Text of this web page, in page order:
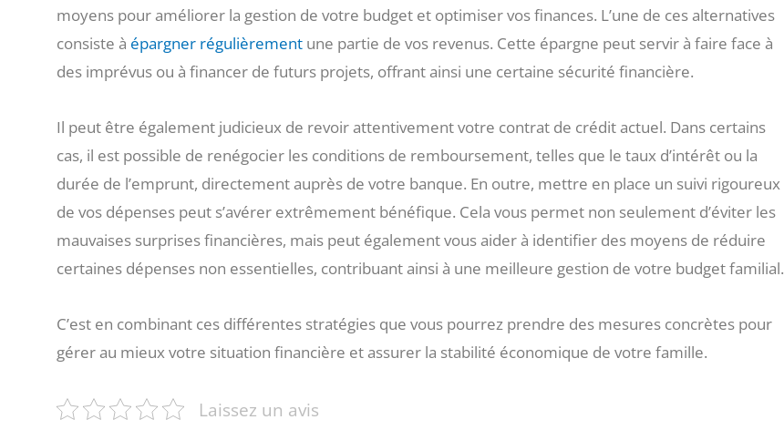
moyens pour améliorer la gestion de votre budget et optimiser vos finances. L’une de ces alternatives
consiste à épargner régulièrement une partie de vos revenus. Cette épargne peut servir à faire face à
des imprévus ou à financer de futurs projets, offrant ainsi une certaine sécurité financière.
Il peut être également judicieux de revoir attentivement votre contrat de crédit actuel. Dans certains
cas, il est possible de renégocier les conditions de remboursement, telles que le taux d’intérêt ou la
durée de l’emprunt, directement auprès de votre banque. En outre, mettre en place un suivi rigoureux
de vos dépenses peut s’avérer extrêmement bénéfique. Cela vous permet non seulement d’éviter les
mauvaises surprises financières, mais peut également vous aider à identifier des moyens de réduire
certaines dépenses non essentielles, contribuant ainsi à une meilleure gestion de votre budget familial.
C’est en combinant ces différentes stratégies que vous pourrez prendre des mesures concrètes pour
gérer au mieux votre situation financière et assurer la stabilité économique de votre famille.
Laissez un avis